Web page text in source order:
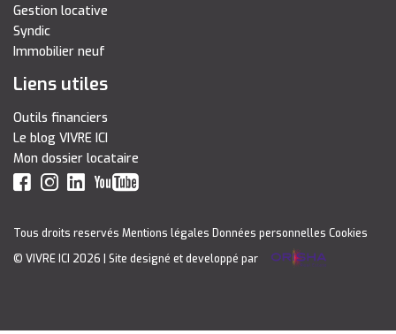
Gestion locative
Syndic
Immobilier neuf
Liens utiles
Outils financiers
Le blog VIVRE ICI
Mon dossier locataire
Tous droits reservés Mentions légales Données personnelles Cookies
© VIVRE ICI 2026
| Site designé et developpé par